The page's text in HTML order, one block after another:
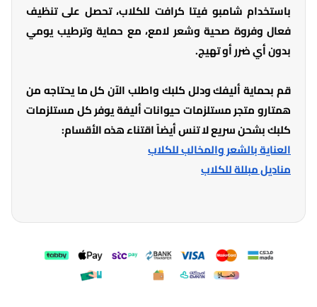
باستخدام شامبو فيتا كرافت للكلاب، تحصل على تنظيف
فعال وفروة صحية وشعر لامع، مع حماية وترطيب يومي
بدون أي ضرر أو تهيج.
قم بحماية أليفك ودلل كلبك واطلب الآن كل ما يحتاجه من
همتارو متجر مستلزمات حيوانات أليفة يوفر كل مستلزمات
كلبك بشحن سريع لا تنس أيضاً اقتناء هذه الأقسام:
العناية بالشعر والمخالب للكلاب
مناديل مبللة للكلاب